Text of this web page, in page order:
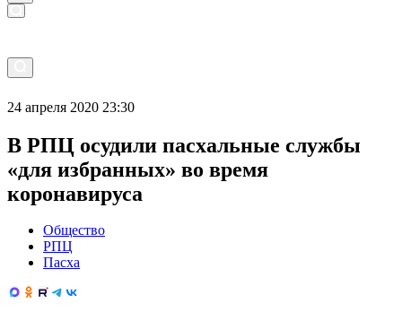
24 апреля 2020 23:30
В РПЦ осудили пасхальные службы
«для избранных» во время
коронавируса
Общество
РПЦ
Пасха